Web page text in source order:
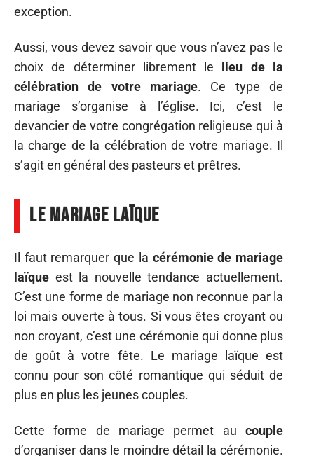
exception.
Aussi, vous devez savoir que vous n’avez pas le
choix de déterminer librement le lieu de la
célébration de votre mariage. Ce type de
mariage s’organise à l’église. Ici, c’est le
devancier de votre congrégation religieuse qui à
la charge de la célébration de votre mariage. Il
s’agit en général des pasteurs et prêtres.
Le mariage laïque
Il faut remarquer que la cérémonie de mariage
laïque est la nouvelle tendance actuellement.
C’est une forme de mariage non reconnue par la
loi mais ouverte à tous. Si vous êtes croyant ou
non croyant, c’est une cérémonie qui donne plus
de goût à votre fête. Le mariage laïque est
connu pour son côté romantique qui séduit de
plus en plus les jeunes couples.
Cette forme de mariage permet au couple
d’organiser dans le moindre détail la cérémonie.